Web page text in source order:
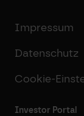
Impressum
Datenschutz
Cookie-
Investor Portal